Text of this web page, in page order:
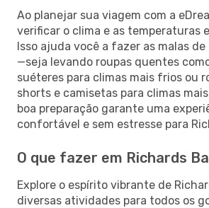
Ao planejar sua viagem com a
verificar o clima e as temperaturas
Isso ajuda você a fazer as malas
—seja levando roupas quentes
suéteres para climas mais frios ou
shorts e camisetas para climas
boa preparação garante uma
confortável e sem estresse para
O que fazer em Richards
Explore o espírito vibrante de
diversas atividades para todos os